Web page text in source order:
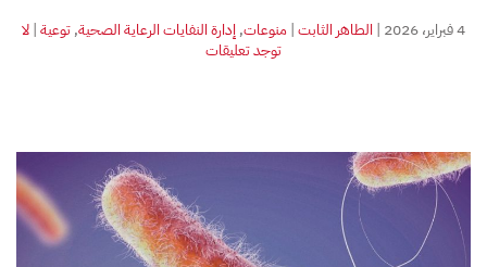
4 فبراير، 2026 | الطاهر الثابت|منوعات, إدارة النفايات الرعاية الصحية,توعية|لا
توجد تعليقاتعلى
aeruginosa
نفايات
الرعاية
الصحية
لمستشفى